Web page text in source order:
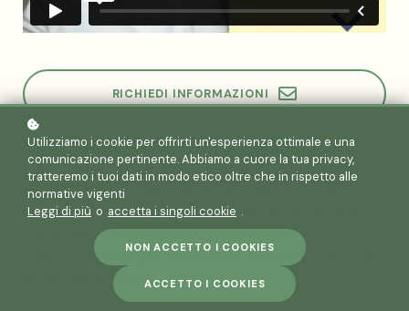
RICHIEDI INFORMAZIONI
IL CORSO
Corso alla scoperta dell’Yi Jing confuciano (chiamato
anche I King o I Ching), conosciuto anche come il Libro
dei Mutamenti. Verranno presentate le tecniche di
consultazione e lettura del commentario per
comprendere meglio le situazioni e prendere decisioni
aiutati da questo antico testo.
Utilizziamo i cookie per offrirti un'esperienza ottimale e una
comunicazione pertinente. Abbiamo a cuore la tua privacy,
tratteremo i tuoi dati in modo etico oltre che in rispetto alle
normative vigenti
Leggi di più o accetta i singoli cookie .
NON ACCETTO I COOKIES
ACCETTO I COOKIES